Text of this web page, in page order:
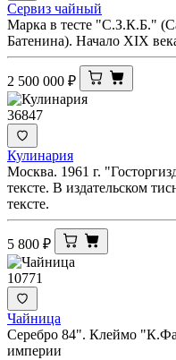
Сервиз чайный
Марка в тесте "С.З.К.Б."
Батенина). Начало XIX
2 500 000 ₽
36847
Кулинария
Москва. 1961 г.
тексте. В издательском
тексте.
5 800 ₽
10771
Чайница
Серебро 84". Клеймо
империи